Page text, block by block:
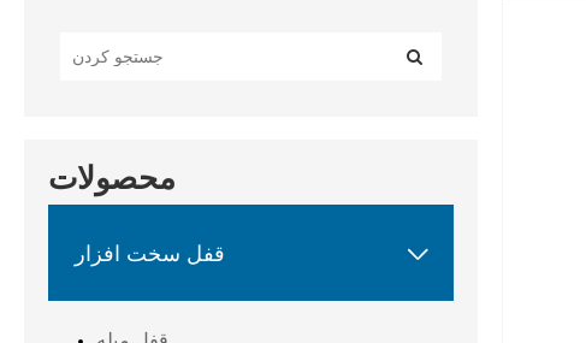
محصولات
قفل سخت افزار 